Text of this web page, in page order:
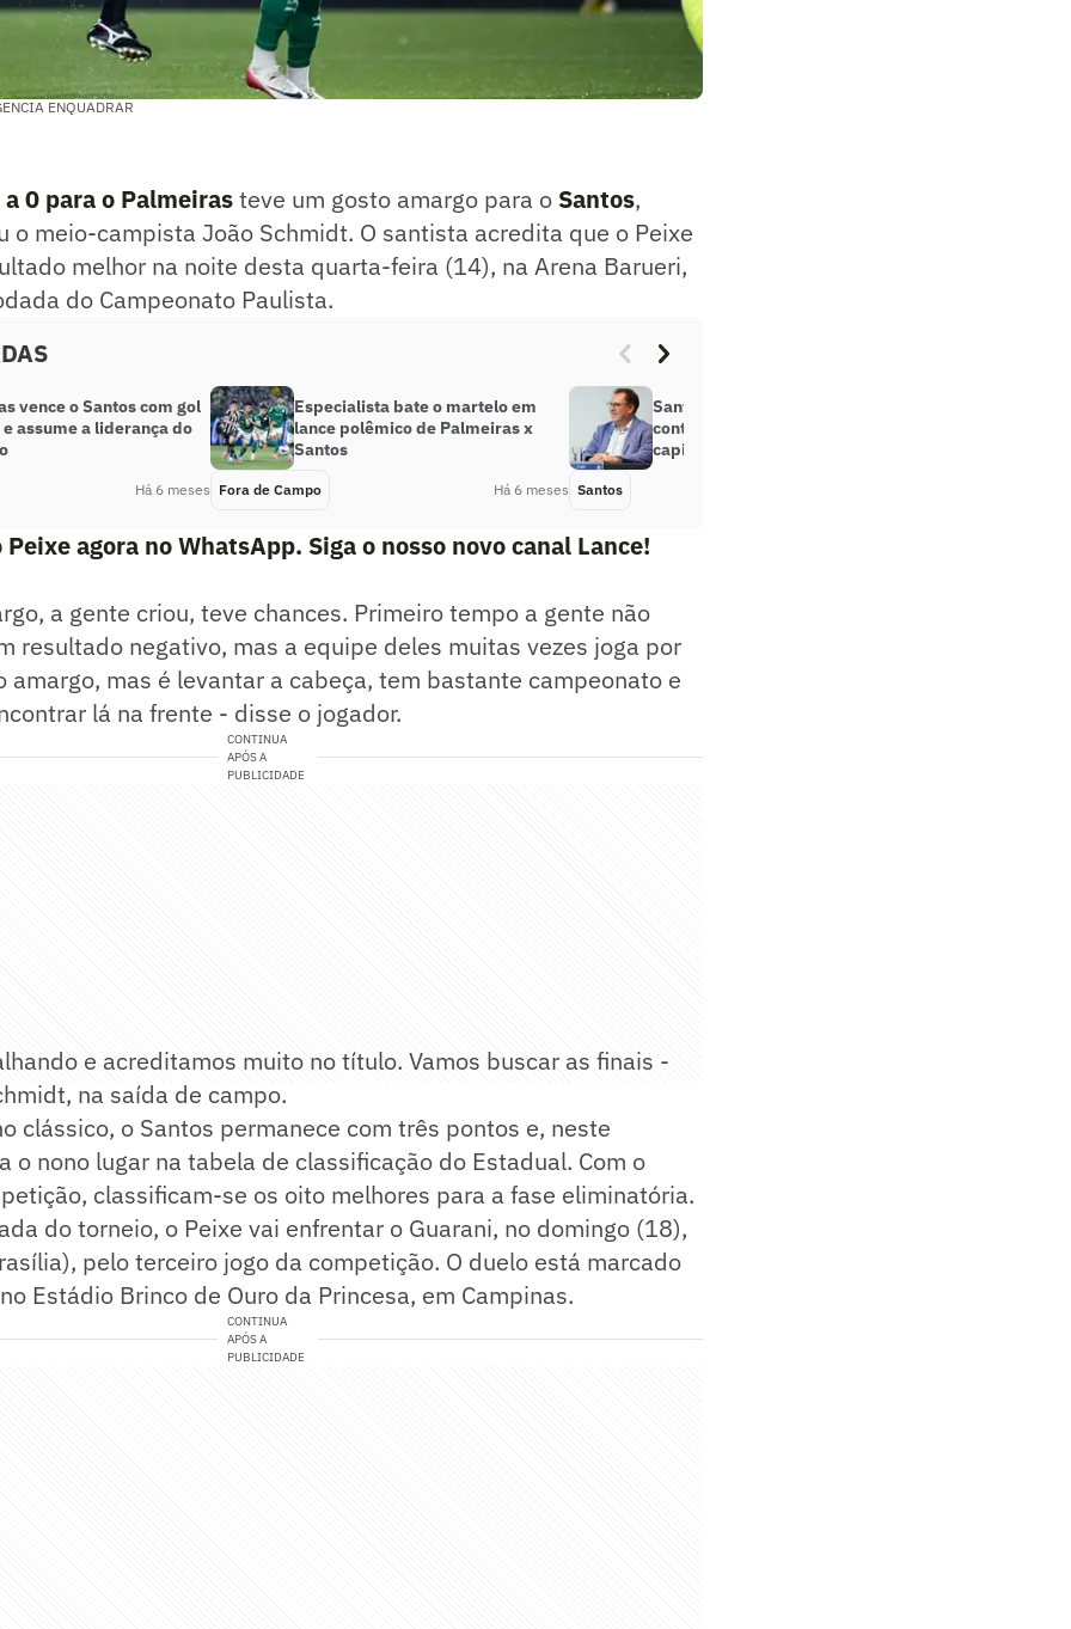
ENQUADRAR
0 para o Palmeirasteve um gosto amargo para o Santos,
o meio-campista João Schmidt. O santista acredita que o Peixe
melhor na noite desta quarta-feira (14), na Arena Barueri,
do Campeonato Paulista.
vence o Santos com gol
assume a liderança do
Há 6 meses
Especialista bate o martelo em
lance polêmico de Palmeiras x
Santos
Fora de Campo Há 6 meses
Santos quer mandar partida
contra Red Bull Bragantino na
capital paulista
Santos
Peixe agora no WhatsApp. Siga o nosso novo canal Lance!
a gente criou, teve chances. Primeiro tempo a gente não
resultado negativo, mas a equipe deles muitas vezes joga por
amargo, mas é levantar a cabeça, tem bastante campeonato e
lá na frente - disse o jogador.
CONTINUA
APÓS A
PUBLICIDADE
e acreditamos muito no título. Vamos buscar as finais -
na saída de campo.
clássico, o Santos permanece com três pontos e, neste
o nono lugar na tabela de classificação do Estadual. Com o
classificam-se os oito melhores para a fase eliminatória.
do torneio, o Peixe vai enfrentar o Guarani, no domingo (18),
pelo terceiro jogo da competição. O duelo está marcado
Estádio Brinco de Ouro da Princesa, em Campinas.
CONTINUA
APÓS A
PUBLICIDADE